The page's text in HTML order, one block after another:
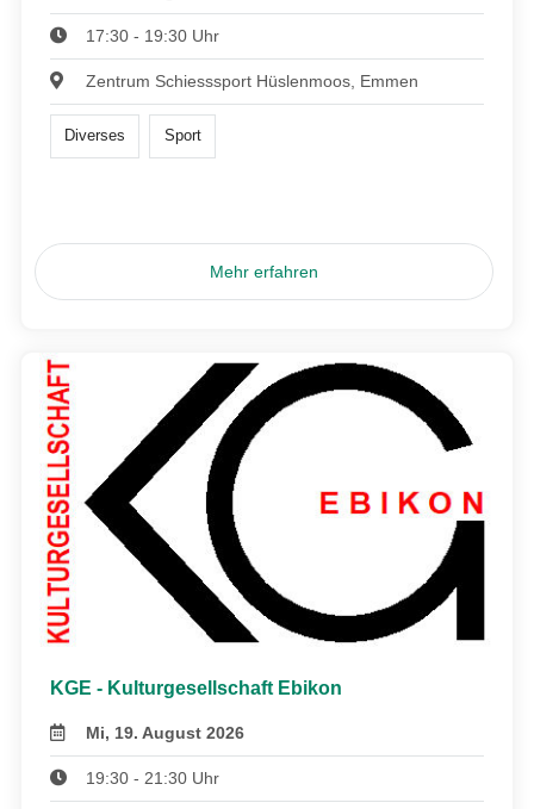
17:30 - 19:30 Uhr
Zentrum Schiesssport Hüslenmoos, Emmen
Diverses Sport
Mehr erfahren
KGE - Kulturgesellschaft Ebikon
Mi, 19. August 2026
19:30 - 21:30 Uhr